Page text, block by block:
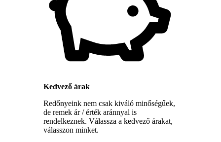
Kedvező árak
Redőnyeink nem csak kiváló minőségűek,
de remek ár / érték aránnyal is
rendelkeznek. Válassza a kedvező árakat,
válasszon minket.